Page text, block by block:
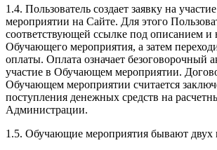
1.4. Пользователь создает заявку на
мероприятии на Сайте. Для этого
соответствующей ссылке под описанием
Обучающего мероприятия, а затем
оплаты. Оплата означает безоговорочный
участие в Обучающем мероприятии.
Обучающем мероприятии считается
поступления денежных средств на
Администрации.
1.5. Обучающие мероприятия бывают двух